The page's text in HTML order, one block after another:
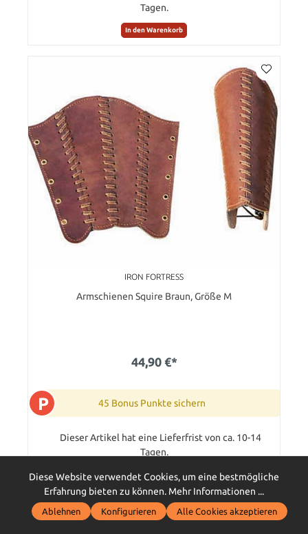
Tagen.
In den Warenkorb
IRON FORTRESS
Armschienen Squire Braun, Größe M
44,90 €*
P 45 Bonus Punkte sichern
Dieser Artikel hat eine Lieferfrist von ca. 10-14
Tagen.
In den Warenkorb
Diese Website verwendet Cookies, um eine bestmögliche
Erfahrung bieten zu können. Mehr Informationen ...
Ablehnen Konfigurieren Alle Cookies akzeptieren